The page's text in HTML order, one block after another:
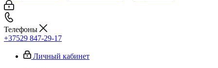
Телефоны
+37529 847-29-17‬
Личный кабинет